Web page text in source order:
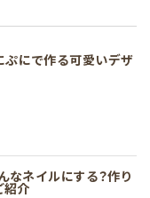
ぷにで作る可愛いデザ
なネイルにする？作り
紹介